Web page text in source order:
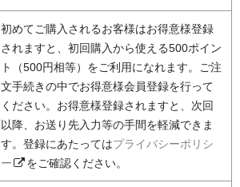
初めてご購入されるお客様はお得意様登録
されますと、初回購入から使える500ポイン
ト（500円相等）をご利用になれます。ご注
文手続きの中でお得意様会員登録を行って
ください。お得意様登録されますと、次回
以降、お送り先入力等の手間を軽減できま
す。登録にあたってはプライバシーポリシ
ー
をご確認ください。